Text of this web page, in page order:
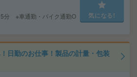
分 ※車通勤・バイク通勤O
気になる!
日勤のお仕事！製品の計量・包装